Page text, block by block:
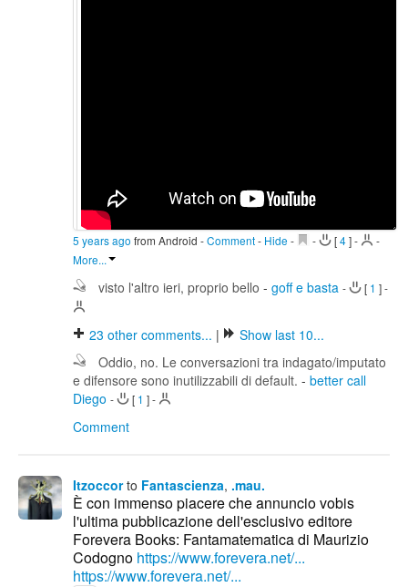
5 years ago from Android -Comment- Hide - - [4]-
-
More...
visto l'altro ieri, proprio bello - goff e basta - [ 1 ]-
23 other comments... |
Show last 10...
Oddio, no. Le conversazioni tra indagato/imputato
e difensore sono inutilizzabili di default. - better call
Diego - [ 1 ]-
Comment
Itzoccor to Fantascienza, .mau.
È con immenso piacere che annuncio vobis
l'ultima pubblicazione dell'esclusivo editore
Forevera Books: Fantamatematica di Maurizio
Codogno https://www.forevera.net/...
https://www.forevera.net/...